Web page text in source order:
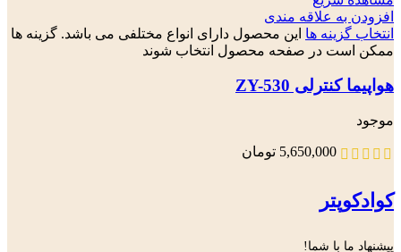
افزودن به علاقه مندی
انتخاب گزینه ها این محصول دارای انواع مختلفی می باشد. گزینه ها
ممکن است در صفحه محصول انتخاب شوند
هواپیما کنترلی ZY-530
موجود
5,650,000 تومان
کوادکوپتر
پیشنهاد ما با شما!